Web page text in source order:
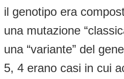
il genotipo era
una mutazione
una “variante” del
5, 4 erano casi in cui